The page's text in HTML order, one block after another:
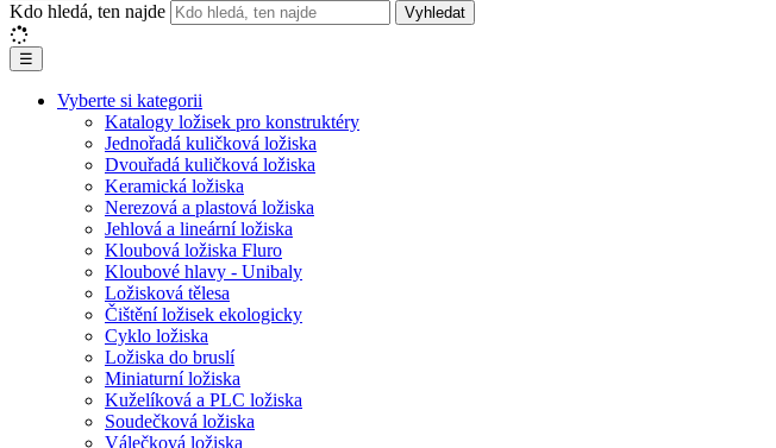
Kdo hledá, ten najde Vyhledat
☰
Vyberte si kategorii
Katalogy ložisek pro konstruktéry
Jednořadá kuličková ložiska
Dvouřadá kuličková ložiska
Keramická ložiska
Nerezová a plastová ložiska
Jehlová a lineární ložiska
Kloubová ložiska Fluro
Kloubové hlavy - Unibaly
Ložisková tělesa
Čištění ložisek ekologicky
Cyklo ložiska
Ložiska do bruslí
Miniaturní ložiska
Kuželíková a PLC ložiska
Soudečková ložiska
Válečková ložiska